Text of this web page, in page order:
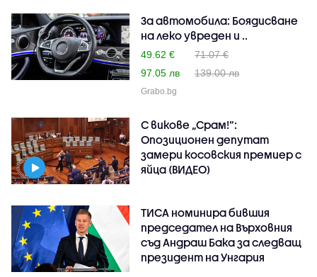
За автомобила: Боядисване
на леко увреден и ..
49.62 €
71.07 €
97.05 лв
139.00 лв
Grabo.bg
С викове „Срам!“:
Опозиционен депутат
замери косовския премиер с
яйца (ВИДЕО)
ТИСА номинира бившия
председател на Върховния
съд Андраш Бака за следващ
президент на Унгария